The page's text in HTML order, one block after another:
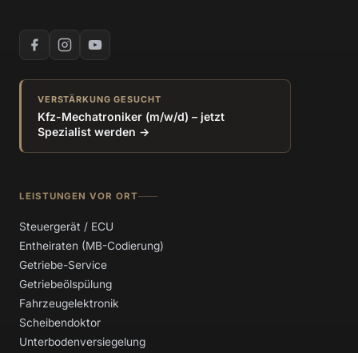
VERSTÄRKUNG GESUCHT
Kfz-Mechatroniker (m/w/d) – jetzt
Spezialist werden →
LEISTUNGEN VOR ORT
Steuergerät / ECU
Entheiraten (MB-Codierung)
Getriebe-Service
Getriebeölspülung
Fahrzeugelektronik
Scheibendoktor
Unterbodenversiegelung